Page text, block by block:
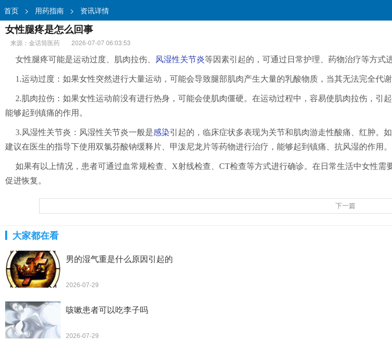
首页 > 用药指南 > 资讯详情
女性腿疼是怎么回事
来源：金话筒医药
2026-07-07 06:03:53
女性腿疼可能是运动过度、肌肉拉伤、
风湿性关节炎等因素引起的，可通过日常护理、药物治疗等方式
1.运动过度：如果女性突然进行大量运动，可能会导致腿部肌肉产生大量的乳酸物质，当其无法完全代
2.肌肉拉伤：如果女性运动前没有进行热身，可能会使肌肉僵硬。在运动过程中，容易使肌肉拉伤，引起
能够起到镇痛的作用。
3.风湿性关节炎：风湿性关节炎一般是感染引起的，临床症状多表现为关节和肌肉游走性酸痛、红肿。
建议在医生的指导下使用双氯芬酸钠缓释片、甲泼尼龙片等药物进行治疗，能够起到镇痛、抗风湿的作用。
如果有以上情况，患者可通过血常规检查、X射线检查、CT检查等方式进行确诊。在日常生活中女性
促进恢复。
下一篇
大家都在看
男的湿气重是什么原因引起的
2026-07-29
咳嗽患者可以吃李子吗
2026-07-29